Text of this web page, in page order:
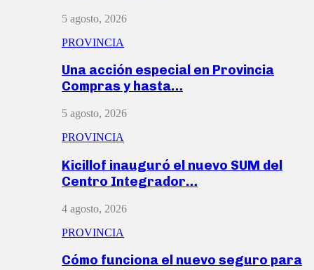
5 agosto, 2026
PROVINCIA
Una acción especial en Provincia
Compras y hasta…
5 agosto, 2026
PROVINCIA
Kicillof inauguró el nuevo SUM del
Centro Integrador…
4 agosto, 2026
PROVINCIA
Cómo funciona el nuevo seguro para